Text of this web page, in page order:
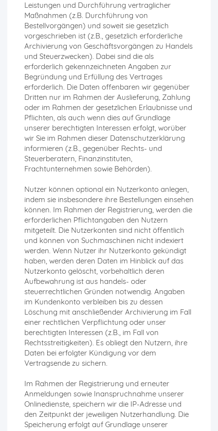
Leistungen und Durchführung vertraglicher
Maßnahmen (z.B. Durchführung von
Bestellvorgängen) und soweit sie gesetzlich
vorgeschrieben ist (z.B., gesetzlich erforderliche
Archivierung von Geschäftsvorgängen zu Handels
und Steuerzwecken). Dabei sind die als
erforderlich gekennzeichneten Angaben zur
Begründung und Erfüllung des Vertrages
erforderlich. Die Daten offenbaren wir gegenüber
Dritten nur im Rahmen der Auslieferung, Zahlung
oder im Rahmen der gesetzlichen Erlaubnisse und
Pflichten, als auch wenn dies auf Grundlage
unserer berechtigten Interessen erfolgt, worüber
wir Sie im Rahmen dieser Datenschutzerklärung
informieren (z.B., gegenüber Rechts- und
Steuerberatern, Finanzinstituten,
Frachtunternehmen sowie Behörden).
Nutzer können optional ein Nutzerkonto anlegen,
indem sie insbesondere ihre Bestellungen einsehen
können. Im Rahmen der Registrierung, werden die
erforderlichen Pflichtangaben den Nutzern
mitgeteilt. Die Nutzerkonten sind nicht öffentlich
und können von Suchmaschinen nicht indexiert
werden. Wenn Nutzer ihr Nutzerkonto gekündigt
haben, werden deren Daten im Hinblick auf das
Nutzerkonto gelöscht, vorbehaltlich deren
Aufbewahrung ist aus handels- oder
steuerrechtlichen Gründen notwendig. Angaben
im Kundenkonto verbleiben bis zu dessen
Löschung mit anschließender Archivierung im Fall
einer rechtlichen Verpflichtung oder unser
berechtigten Interessen (z.B., im Fall von
Rechtsstreitigkeiten). Es obliegt den Nutzern, ihre
Daten bei erfolgter Kündigung vor dem
Vertragsende zu sichern.
Im Rahmen der Registrierung und erneuter
Anmeldungen sowie Inanspruchnahme unserer
Onlinedienste, speichern wir die IP-Adresse und
den Zeitpunkt der jeweiligen Nutzerhandlung. Die
Speicherung erfolgt auf Grundlage unserer